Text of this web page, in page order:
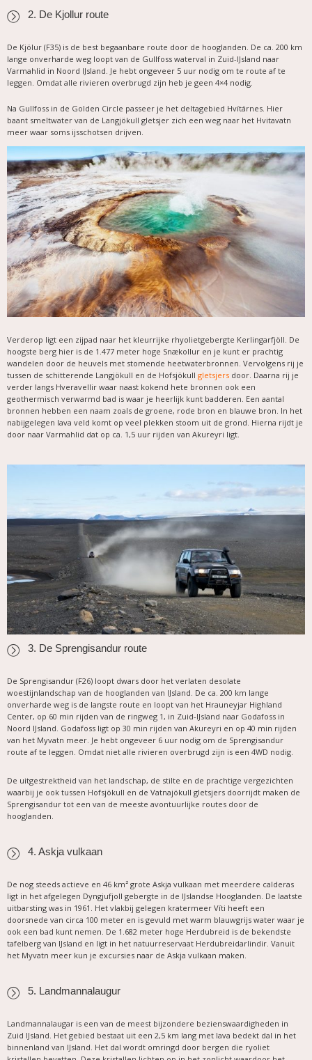
2. De Kjollur route
De Kjölur (F35) is de best begaanbare route door de hooglanden. De ca. 200 km
lange onverharde weg loopt van de Gullfoss waterval in Zuid-IJsland naar
Varmahlid in Noord IJsland. Je hebt ongeveer 5 uur nodig om te route af te
leggen. Omdat alle rivieren overbrugd zijn heb je geen 4×4 nodig.
Na Gullfoss in de Golden Circle passeer je het deltagebied Hvítárnes. Hier
baant smeltwater van de Langjökull gletsjer zich een weg naar het Hvitavatn
meer waar soms ijsschotsen drijven.
Verderop ligt een zijpad naar het kleurrijke rhyolietgebergte Kerlingarfjöll. De
hoogste berg hier is de 1.477 meter hoge Snækollur en je kunt er prachtig
wandelen door de heuvels met stomende heetwaterbronnen. Vervolgens rij je
tussen de schitterende Langjökull en de Hofsjökull gletsjers door. Daarna rij je
verder langs Hveravellir waar naast kokend hete bronnen ook een
geothermisch verwarmd bad is waar je heerlijk kunt badderen. Een aantal
bronnen hebben een naam zoals de groene, rode bron en blauwe bron. In het
nabijgelegen lava veld komt op veel plekken stoom uit de grond. Hierna rijdt je
door naar Varmahlid dat op ca. 1,5 uur rijden van Akureyri ligt.
3. De Sprengisandur route
De Sprengisandur (F26) loopt dwars door het verlaten desolate
woestijnlandschap van de hooglanden van IJsland. De ca. 200 km lange
onverharde weg is de langste route en loopt van het Hrauneyjar Highland
Center, op 60 min rijden van de ringweg 1, in Zuid-IJsland naar Godafoss in
Noord IJsland. Godafoss ligt op 30 min rijden van Akureyri en op 40 min rijden
van het Myvatn meer. Je hebt ongeveer 6 uur nodig om de Sprengisandur
route af te leggen. Omdat niet alle rivieren overbrugd zijn is een 4WD nodig.
De uitgestrektheid van het landschap, de stilte en de prachtige vergezichten
waarbij je ook tussen Hofsjökull en de Vatnajökull gletsjers doorrijdt maken de
Sprengisandur tot een van de meeste avontuurlijke routes door de
hooglanden.
4. Askja vulkaan
De nog steeds actieve en 46 km² grote Askja vulkaan met meerdere calderas
ligt in het afgelegen Dyngjufjoll gebergte in de IJslandse Hooglanden. De laatste
uitbarsting was in 1961. Het vlakbij gelegen kratermeer Víti heeft een
doorsnede van circa 100 meter en is gevuld met warm blauwgrijs water waar je
ook een bad kunt nemen. De 1.682 meter hoge Herdubreid is de bekendste
tafelberg van IJsland en ligt in het natuurreservaat Herdubreidarlindir. Vanuit
het Myvatn meer kun je excursies naar de Askja vulkaan maken.
5. Landmannalaugur
Landmannalaugar is een van de meest bijzondere bezienswaardigheden in
Zuid IJsland. Het gebied bestaat uit een 2,5 km lang met lava bedekt dal in het
binnenland van IJsland. Het dal wordt omringd door bergen die ryoliet